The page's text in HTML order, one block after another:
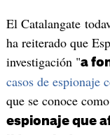
El Catalangate
ha reiterado que
investigación "a
casos de espionaje
que se conoce
espionaje que